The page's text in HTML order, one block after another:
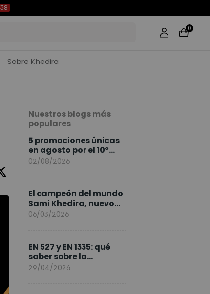
0
Sobre Khedira
Nuestros blogs más
populares
5 promociones únicas
en agosto por el 10º
Aniversario de
02/08/2026
El campeón del mundo
Sami Khedira, nuevo
embajador de
06/03/2026
EN 527 y EN 1335: qué
saber sobre la
normativa de los
29/04/2026